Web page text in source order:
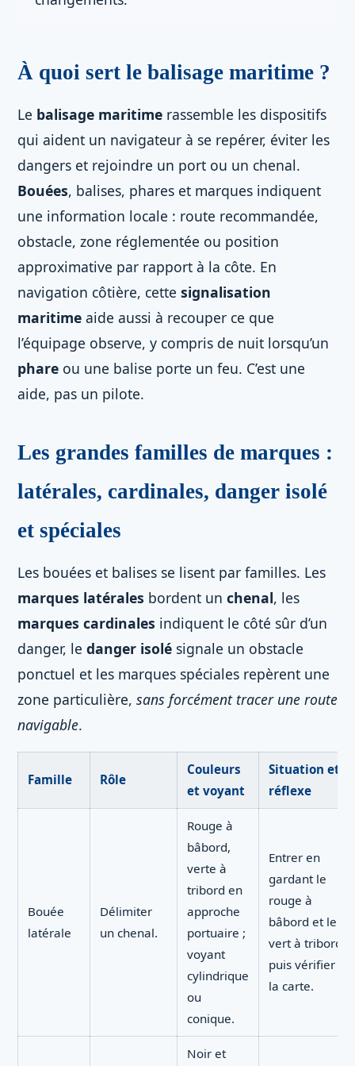
À quoi sert le balisage maritime ?
Le balisage maritime rassemble les dispositifs
qui aident un navigateur à se repérer, éviter les
dangers et rejoindre un port ou un chenal.
Bouées, balises, phares et marques indiquent
une information locale : route recommandée,
obstacle, zone réglementée ou position
approximative par rapport à la côte. En
navigation côtière, cette signalisation
maritime aide aussi à recouper ce que
l’équipage observe, y compris de nuit lorsqu’un
phare ou une balise porte un feu. C’est une
aide, pas un pilote.
Les grandes familles de marques :
latérales, cardinales, danger isolé
et spéciales
Les bouées et balises se lisent par familles. Les
marques latérales bordent un chenal, les
marques cardinales indiquent le côté sûr d’un
danger, le danger isolé signale un obstacle
ponctuel et les marques spéciales repèrent une
zone particulière, sans forcément tracer une route
navigable.
Famille Rôle
Couleurs
et voyant
Situation et
réflexe
Bouée
latérale
Délimiter
un chenal.
Rouge à
bâbord,
verte à
tribord en
approche
portuaire ;
voyant
cylindrique
ou
conique.
Entrer en
gardant le
rouge à
bâbord et le
vert à tribord,
puis vérifier
la carte.
Noir et